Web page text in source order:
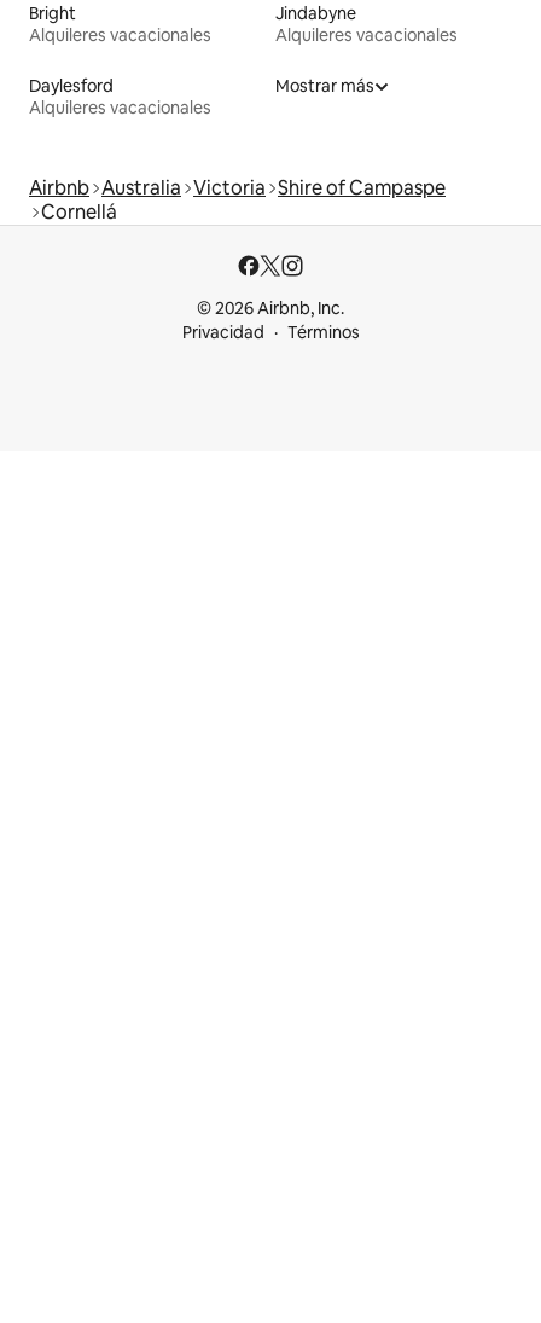
Bright
Alquileres vacacionales
Jindabyne
Alquileres vacacionales
Daylesford
Alquileres vacacionales
Mostrar más
Airbnb Australia Victoria Shire of Campaspe
Cornellá
© 2026 Airbnb, Inc.
Privacidad
Términos